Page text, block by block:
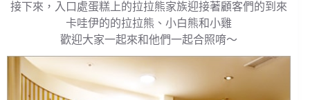
接下來，入口處蛋糕上的拉拉熊家族迎接著顧客們的到來
卡哇伊的的拉拉熊、小白熊和小雞
歡迎大家一起來和他們一起合照唷～